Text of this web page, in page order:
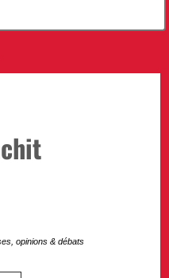
opinions & débats